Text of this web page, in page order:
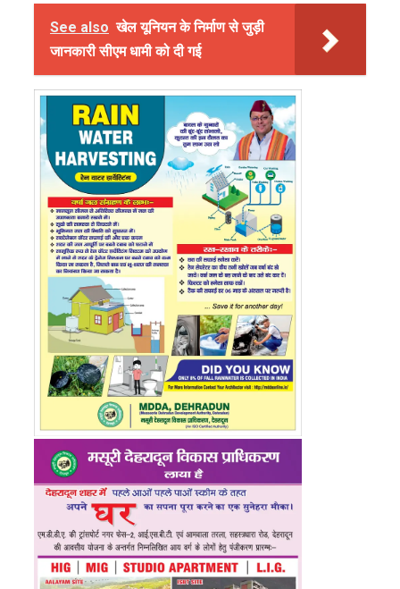
See also खेल यूनियन के निर्माण से जुड़ी
जानकारी सीएम धामी को दी गई